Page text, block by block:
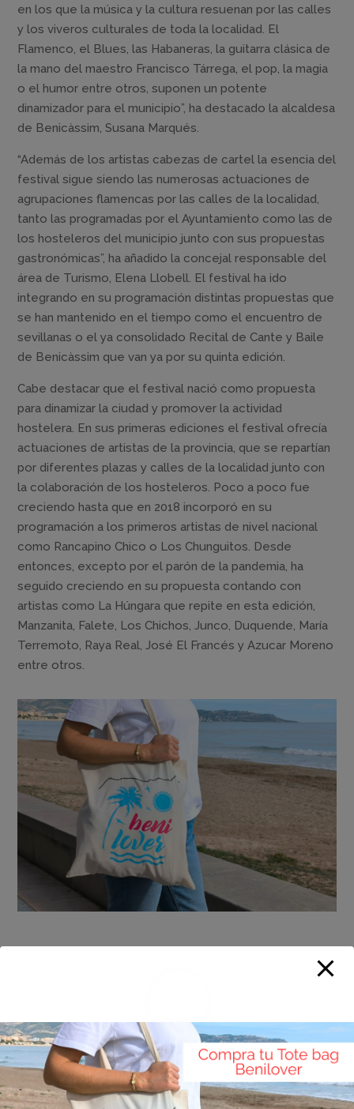
en los que la música y la cultura resuenan por las calles
y los viveros culturales de toda la localidad. El
Flamenco, el Blues, las Habaneras, la guitarra clásica de
la mano del maestro Francisco Tárrega, el pop, la magia
o el humor entre otros, suponen un potente
dinamizador para el municipio”, ha destacado la alcaldesa
de Benicàssim, Susana Marqués.
“Además de los artistas cabezas de cartel la esencia del
festival sigue siendo las numerosas actuaciones de
agrupaciones flamencas por las calles de la localidad,
tanto las programadas por el Ayuntamiento como las de
los hosteleros del municipio junto con sus propuestas
gastronómicas”, ha añadido la concejal responsable del
área de Turismo, Elena Llobell. El festival ha ido
integrando en su programación distintas propuestas que
se han mantenido en el tiempo como el encuentro de
sevillanas o el ya consolidado Recital de Cante y Baile
de Benicàssim que van ya por su quinta edición.
Cabe destacar que el festival nació como propuesta
para dinamizar la ciudad y promover la actividad
hostelera. En sus primeras ediciones el festival ofrecía
actuaciones de artistas de la provincia, que se repartían
por diferentes plazas y calles de la localidad junto con
la colaboración de los hosteleros. Poco a poco fue
creciendo hasta que en 2018 incorporó en su
programación a los primeros artistas de nivel nacional
como Rancapino Chico o Los Chunguitos. Desde
entonces, excepto por el parón de la pandemia, ha
seguido creciendo en su propuesta contando con
artistas como La Húngara que repite en esta edición,
Manzanita, Falete, Los Chichos, Junco, Duquende, María
Terremoto, Raya Real, José El Francés y Azucar Moreno
entre otros.